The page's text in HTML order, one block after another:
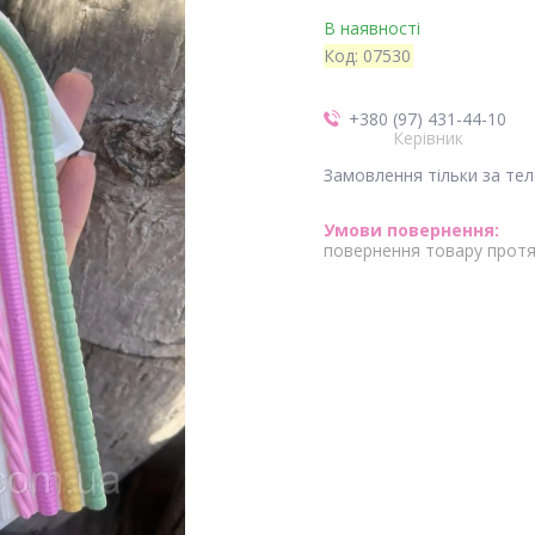
В наявності
Код: 07530
+380 (97) 431-44-10
Керівник
Замовлення тільки за
повернення товару